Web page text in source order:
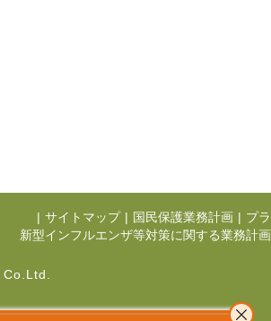
| サイトマップ | 国民保護業務計画 | プ
新型インフルエンザ等対策に関する業務計
Co.Ltd.